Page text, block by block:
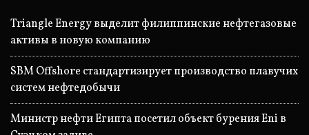
Triangle Energy выделит филиппинские нефтегазовые
активы в новую компанию
SBM Offshore стандартизирует производство плавучих
систем нефтедобычи
Министр нефти Египта посетил объект бурения Eni в